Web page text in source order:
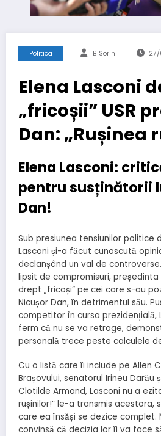
Politica B Sorin
Elena Lasconi
„fricoșii” USR
Dan: „Rușinea
Elena Lasconi:
pentru susținătorii
Dan!
Sub presiunea tensiunilor politice
Lasconi și-a făcut cunoscută
declanșând un val de
lipsit de compromisuri,
drept „fricoși” pe cei care s-au
Nicușor Dan, în detrimentul său.
competitor în cursa prezidențială,
ferm că nu se va retrage,
personală trece peste calculele
Cu o listă care îi include pe Allen
Brașovului, senatorul Irineu Darău
Clotilde Armand, Lasconi nu a
rușinilor!” le-a transmis acestora,
care ea însăși se dezice complet.
convinsă că decizia lor îi va face